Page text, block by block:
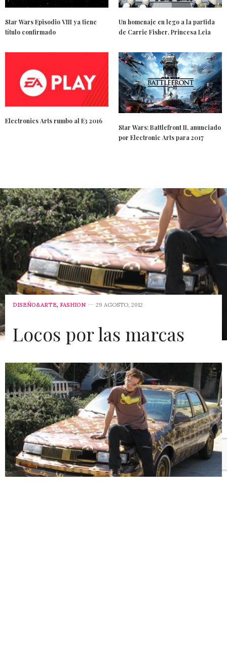
Star Wars Episodio VIII ya tiene
título confirmado
Un homenaje en lego a la partida
de Carrie Fisher, Princesa Leia
Electronics Arts rumbo al E3 2016
Star Wars: Battlefront II, anunciado
por Electronic Arts para 2017
DISEÑO&ARTE, FASHION 29 AGOSTO, 2012
Locos por las marcas